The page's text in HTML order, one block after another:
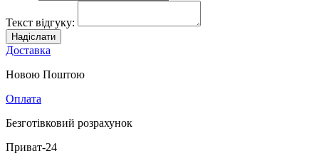
Текст відгуку:
Надіслати
Доставка
Новою Поштою
Оплата
Безготівковий розрахунок
Приват-24